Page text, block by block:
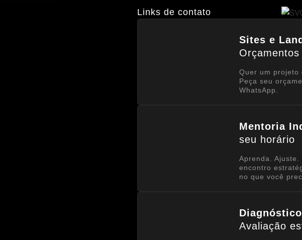
Links de contato
Sites e
Orçamentos
Quer um projeto
Peça seu
WhatsApp.
Mentoria
seu horário
Aprenda.
encontro
no que você
Avaliação